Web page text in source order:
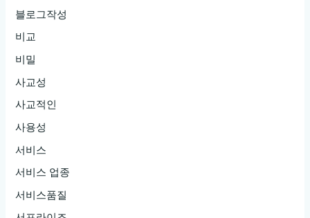
블로그작성
비교
비밀
사교성
사교적인
사용성
서비스
서비스 업종
서비스품질